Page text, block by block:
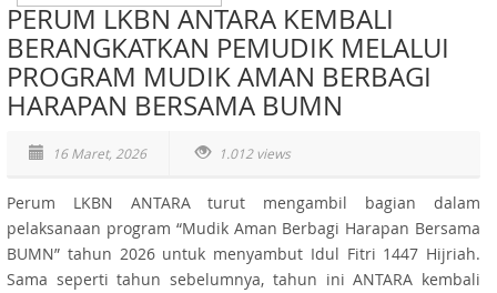
PERUM LKBN ANTARA KEMBALI
BERANGKATKAN PEMUDIK MELALUI
PROGRAM MUDIK AMAN BERBAGI
HARAPAN BERSAMA BUMN
16 Maret, 2026 1.012 views
Perum LKBN ANTARA turut mengambil bagian dalam
pelaksanaan program “Mudik Aman Berbagi Harapan Bersama
BUMN” tahun 2026 untuk menyambut Idul Fitri 1447 Hijriah.
Sama seperti tahun sebelumnya, tahun ini ANTARA kembali